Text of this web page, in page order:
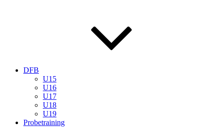
DFB
U15
U16
U17
U18
U19
Probetraining